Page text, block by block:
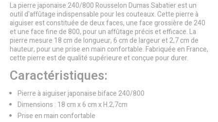
La pierre japonaise 240/800 Rousselon Dumas Sabatier est un
outil d'affûtage indispensable pour les couteaux. Cette pierre à
aiguiser est constituée de deux faces, une face grossière de 240
et une face fine de 800, pour un affûtage précis et efficace. La
pierre mesure 18 cm de longueur, 6 cm de largeur et 2,7 cm de
hauteur, pour une prise en main confortable. Fabriquée en France,
cette pierre est de qualité supérieure et conçue pour durer.
Caractéristiques:
Pierre à aiguiser japonaise biface 240/800
Dimensions : 18 cm x 6 cm x H.2,7cm
Prise en main confortable